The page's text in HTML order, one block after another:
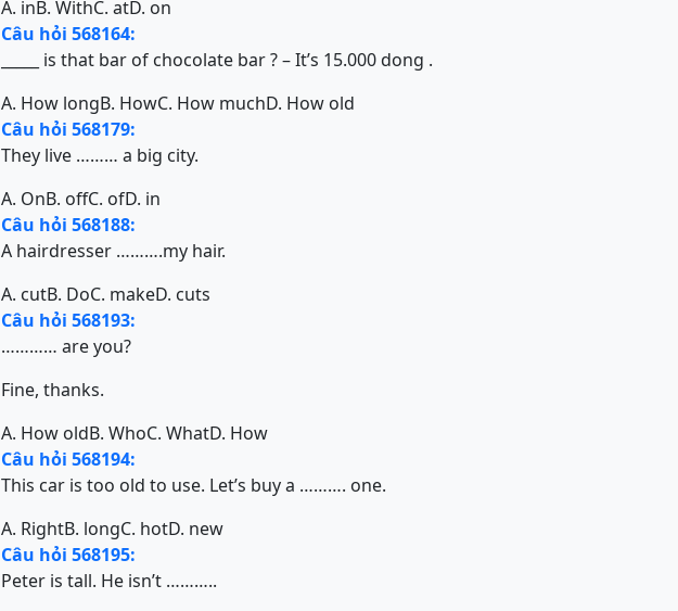
A. inB. WithC. atD. on
Câu hỏi 568164:
_____ is that bar of chocolate bar ? – It’s 15.000 dong .
A. How longB. HowC. How muchD. How old
Câu hỏi 568179:
They live ……… a big city.
A. OnB. offC. ofD. in
Câu hỏi 568188:
A hairdresser ……….my hair.
A. cutB. DoC. makeD. cuts
Câu hỏi 568193:
………… are you?
Fine, thanks.
A. How oldB. WhoC. WhatD. How
Câu hỏi 568194:
This car is too old to use. Let’s buy a ………. one.
A. RightB. longC. hotD. new
Câu hỏi 568195:
Peter is tall. He isn’t ………..